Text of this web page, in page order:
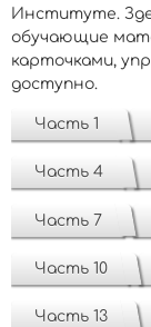
Институте.
обучающие
карточками,
доступно.
Часть 1
Часть 4
Часть 7
Часть 10
Часть 13